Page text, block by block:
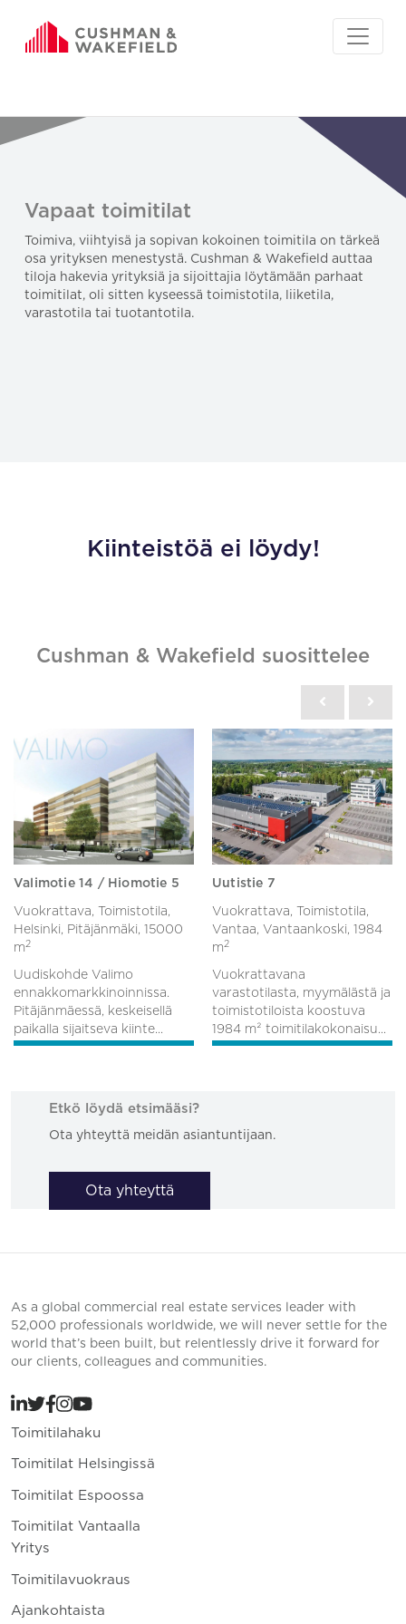
Vapaat toimitilat
Toimiva, viihtyisä ja sopivan kokoinen toimitila on tärkeä
osa yrityksen menestystä. Cushman & Wakefield auttaa
tiloja hakevia yrityksiä ja sijoittajia löytämään parhaat
toimitilat, oli sitten kyseessä toimistotila, liiketila,
varastotila tai tuotantotila.
Kiinteistöä ei löydy!
Cushman & Wakefield suosittelee
Valimotie 14 / Hiomotie 5
Vuokrattava, Toimistotila,
Helsinki, Pitäjänmäki, 15000
m 2
Uudiskohde Valimo
ennakkomarkkinoinnissa.
Pitäjänmäessä, keskeisellä
paikalla sijaitseva kiinte...
Uutistie 7
Vuokrattava, Toimistotila,
Vantaa, Vantaankoski, 1984
m 2
Vuokrattavana
varastotilasta, myymälästä ja
toimistotiloista koostuva
1984 m² toimitilakokonaisu...
Etkö löydä etsimääsi?
Ota yhteyttä meidän asiantuntijaan.
Ota yhteyttä
As a global commercial real estate services leader with
52,000 professionals worldwide, we will never settle for the
world that’s been built, but relentlessly drive it forward for
our clients, colleagues and communities.
Toimitilahaku
Toimitilat Helsingissä
Toimitilat Espoossa
Toimitilat Vantaalla
Yritys
Toimitilavuokraus
Ajankohtaista